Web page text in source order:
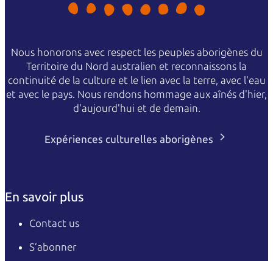
Nous honorons avec respect les peuples aborigènes du
Territoire du Nord australien et reconnaissons la
continuité de la culture et le lien avec la terre, avec l'eau
et avec le pays. Nous rendons hommage aux aînés d'hier,
d'aujourd'hui et de demain.
Expériences culturelles aborigènes
En savoir plus
Contact us
S’abonner